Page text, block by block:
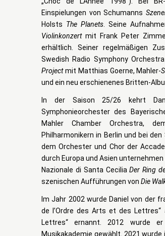
Einspielungen von Schumanns
Holsts The Planets . Seine
Violinkonzertmit Frank Peter
erhältlich. Seiner regelmäßigen
Swedish Radio Symphony
Projectmit Matthias Goerne, Mahler-
und ein neu erschienenes Britten-
In der Saison 25/26 kehrt
Symphonieorchester des
Mahler Chamber Orchestra,
Philharmonikern in Berlin und bei
dem Orchester und Chor der
durch Europa und Asien
Nazionale di Santa CeciliaDer Ring
szenischen Aufführungen von Die
Im Jahr 2002 wurde Daniel von der
de l’Ordre des Arts et des
Lettres“ ernannt. 2012 wurde
Musikakademie gewählt. 2021